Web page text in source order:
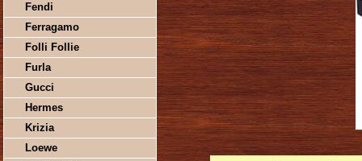
Fendi
Ferragamo
Folli Follie
Furla
Gucci
Hermes
Krizia
Loewe